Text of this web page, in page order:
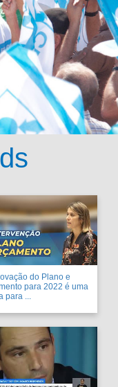
do Plano e
para 2022 é uma
para ...